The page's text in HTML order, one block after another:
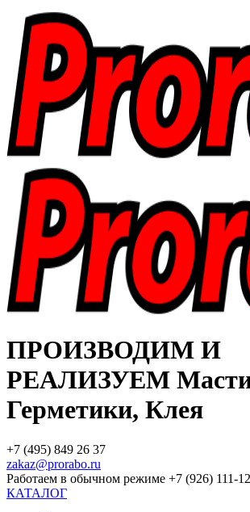
ПРОИЗВОДИМ И
РЕАЛИЗУЕМ
Герметики, Клея
+7 (495) 849 26 37
zakaz@prorabo.ru
Работаем в обычном режиме +7 (926) 111-
КАТАЛОГ